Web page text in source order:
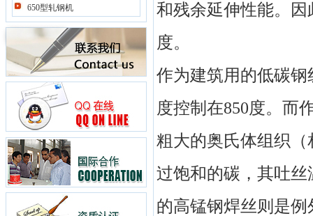
650型轧钢机
推钢机
剪切机
棒材系列轧钢机
二辊轧机
和残余延伸性能。
度。
作为建筑用的低碳
度控制在850度。而
粗大的奥氏体组织
过饱和的碳，其吐
的高锰钢焊丝则是